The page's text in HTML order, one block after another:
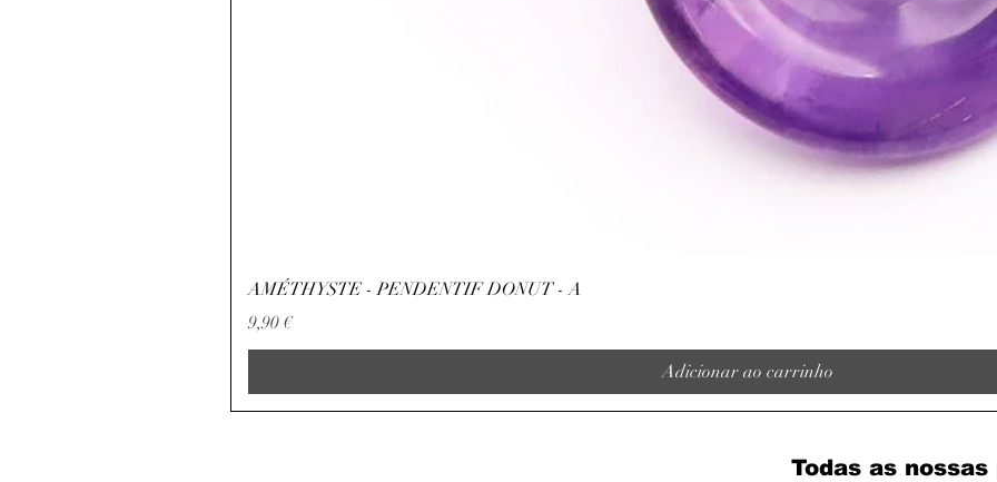
AMÉTHYSTE - PENDENTIF DONUT - A
Preço
9,90 €
Adicionar ao carrinho
Todas as